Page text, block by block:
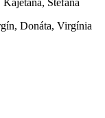
Donáta, Virgínia